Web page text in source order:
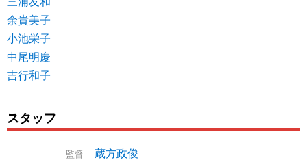
余貴美子
小池栄子
中尾明慶
吉行和子
スタッフ
監督 蔵方政俊